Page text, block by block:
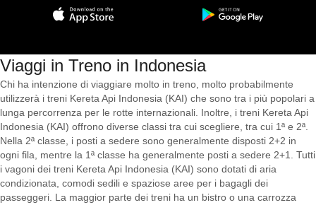
Viaggi in Treno in Indonesia
Chi ha intenzione di viaggiare molto in treno, molto probabilmente
utilizzerà i treni Kereta Api Indonesia (KAI) che sono tra i più popolari a
lunga percorrenza per le rotte internazionali. Inoltre, i treni Kereta Api
Indonesia (KAI) offrono diverse classi tra cui scegliere, tra cui 1ª e 2ª.
Nella 2ª classe, i posti a sedere sono generalmente disposti 2+2 in
ogni fila, mentre la 1ª classe ha generalmente posti a sedere 2+1. Tutti
i vagoni dei treni Kereta Api Indonesia (KAI) sono dotati di aria
condizionata, comodi sedili e spaziose aree per i bagagli dei
passeggeri. La maggior parte dei treni ha un bistro o una carrozza